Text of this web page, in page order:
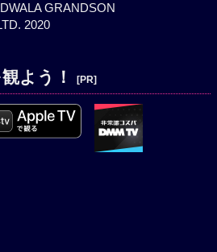
GRANDSON
2020
よう！ [PR]